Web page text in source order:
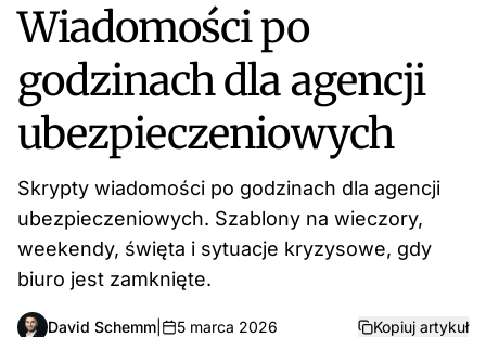
Wiadomości po
godzinach dla agencji
ubezpieczeniowych
Skrypty wiadomości po godzinach dla agencji
ubezpieczeniowych. Szablony na wieczory,
weekendy, święta i sytuacje kryzysowe, gdy
biuro jest zamknięte.
David Schemm 5 marca 2026 Kopiuj artykuł